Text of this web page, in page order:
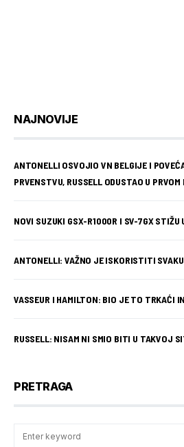
NAJNOVIJE
ANTONELLI OSVOJIO VN BELGIJE I
PRVENSTVU, RUSSELL ODUSTAO U PRVOM
NOVI SUZUKI GSX-R1000R I SV-7GX STIŽU
ANTONELLI: VAŽNO JE ISKORISTITI
VASSEUR I HAMILTON: BIO JE TO TRKAĆI
RUSSELL: NISAM NI SMIO BITI U TAKVOJ
PRETRAGA